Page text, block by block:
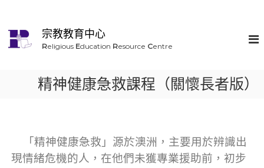
宗教教育中心
Religious Education Resource Centre
精神健康急救課程（關懷長者版）
「精神健康急救」源於澳洲，主要用於辨識出
現情緒危機的人，在他們未獲專業援助前，初步